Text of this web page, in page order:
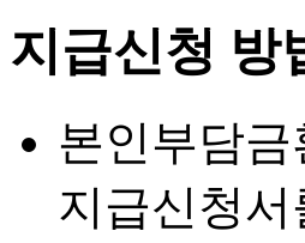
지급신청 방
본인부담
지급신청